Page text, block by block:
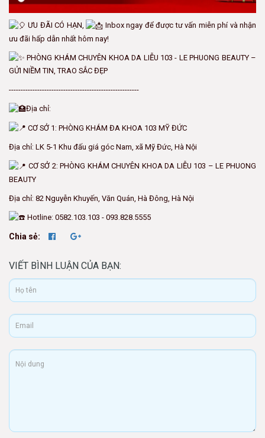
ƯU ĐÃI CÓ HẠN,
Inbox ngay để được tư vấn miễn phí và nhận
ưu đãi hấp dẫn nhất hôm nay!
PHÒNG KHÁM CHUYÊN KHOA DA LIỄU 103 - LE PHUONG BEAUTY –
GỬI NIỀM TIN, TRAO SẮC ĐẸP
-------------------------------------------------------
Địa chỉ:
CƠ SỞ 1: PHÒNG KHÁM ĐA KHOA 103 MỸ ĐỨC
Địa chỉ: LK 5-1 Khu đấu giá góc Nam, xã Mỹ Đức, Hà Nội
CƠ SỞ 2: PHÒNG KHÁM CHUYÊN KHOA DA LIỄU 103 – LE PHUONG
BEAUTY
Địa chỉ: 82 Nguyễn Khuyến, Văn Quán, Hà Đông, Hà Nội
Hotline: 0582.103.103 - 093.828.5555
Chia sẻ:
VIẾT BÌNH LUẬN CỦA BẠN: